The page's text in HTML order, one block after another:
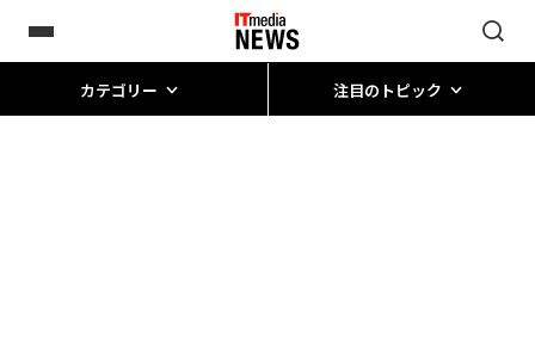
カテゴリー 注目のトピック